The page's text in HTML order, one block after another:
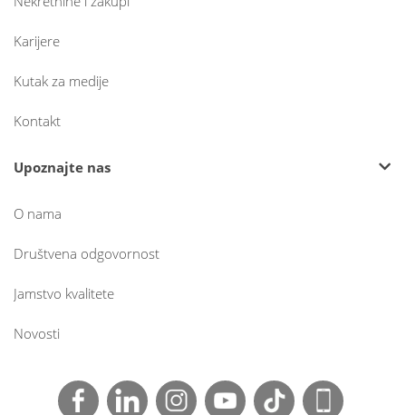
Karijere
Kutak za medije
Kontakt
Upoznajte nas
O nama
Društvena odgovornost
Jamstvo kvalitete
Novosti